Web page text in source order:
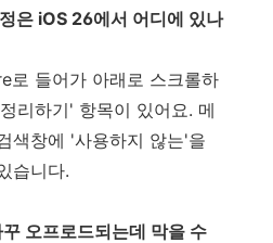
은 iOS 26에서 어디에 있나
들어가 아래로 스크롤하
리하기' 항목이 있어요. 메
색창에 '사용하지 않는'을
습니다.
오프로드되는데 막을 수